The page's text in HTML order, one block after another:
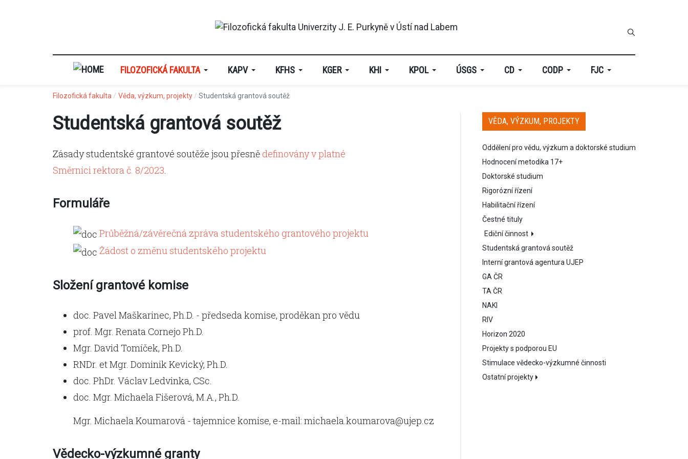
FILOZOFICKÁ FAKULTA KAPV KFHS KGER KHI KPOL ÚSGS CD CODP FJC
Filozofická fakulta Věda, výzkum, projekty Studentská grantová soutěž
Studentská grantová soutěž
Zásady studentské grantové soutěže jsou přesně definovány v platné
Směrnicirektora č. 8/2023.
Formuláře
Průběžná/závěrečná zpráva studentského grantového projektu
Žádost o změnu studentského projektu
Složení grantové komise
doc. Pavel Maškarinec, Ph.D. - předseda komise, proděkan pro vědu
prof. Mgr. Renata Cornejo Ph.D.
Mgr. David Tomíček, Ph.D.
RNDr. et Mgr. Dominik Kevický, Ph.D.
doc. PhDr. Václav Ledvinka, CSc.
doc. Mgr. Michaela Fišerová, M.A., Ph.D.
Mgr. Michaela Koumarová - tajemnice komise, e-mail: michaela.koumarova@ujep.cz
Vědecko-výzkumné granty
VĚDA, VÝZKUM, PROJEKTY
Oddělení pro vědu, výzkum a doktorské studium
Hodnocení metodika 17+
Doktorské studium
Rigorózní řízení
Habilitační řízení
Čestné tituly
Ediční činnost
Studentská grantová soutěž
Interní grantová agentura UJEP
GA ČR
TA ČR
NAKI
RIV
Horizon 2020
Projekty s podporou EU
Stimulace vědecko-výzkumné činnosti
Ostatní projekty